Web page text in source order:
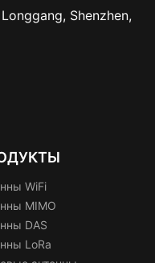
Shenzhen,
WiFi
MIMO
DAS
LoRa